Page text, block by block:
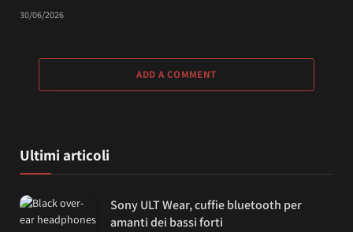
30/06/2026
ADD A COMMENT
Ultimi articoli
Sony ULT Wear, cuffie bluetooth per
amanti dei bassi forti